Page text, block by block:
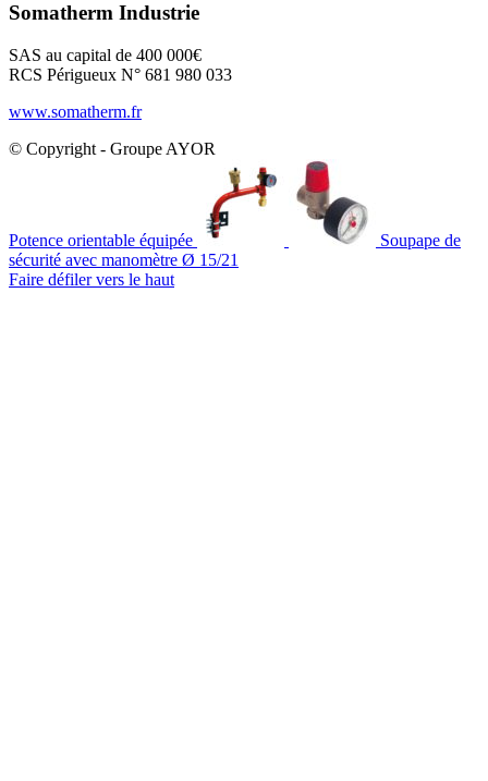
Somatherm Industrie
SAS au capital de 400 000€
RCS Périgueux N° 681 980 033
www.somatherm.fr
© Copyright - Groupe AYOR
Potence orientable équipée
Soupape de
sécurité avec manomètre Ø 15/21
Faire défiler vers le haut